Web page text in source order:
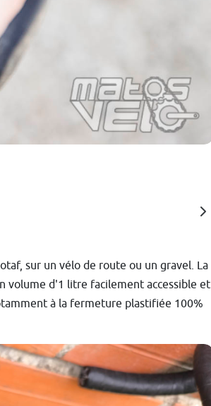
sur un vélo de route ou un gravel. La
volume d'1 litre facilement accessible et
à la fermeture plastifiée 100%